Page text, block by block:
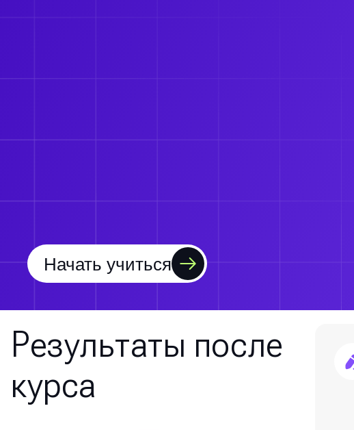
Начать учиться
Результаты после
курса